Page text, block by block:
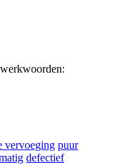
vervoeging puur
defectief